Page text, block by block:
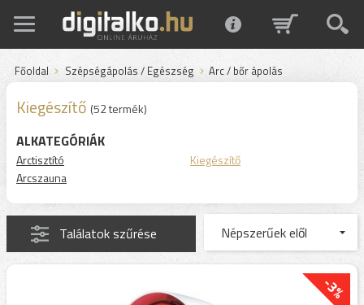
Főoldal Szépségápolás / Egészség Arc / bőr ápolás
Kiegészítő (52 termék)
ALKATEGÓRIÁK
Arctisztító
Arcszauna
Kiegészítő
Találatok szűrése
-3%